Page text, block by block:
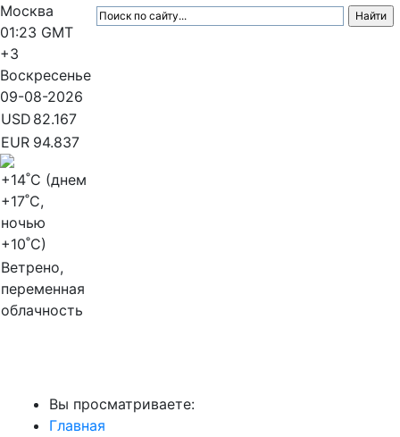
Москва
01:23 GMT
+3
Воскресенье
09-08-2026
USD 82.167
EUR 94.837
+14˚C (днем
+17˚C,
ночью
+10˚C)
Ветрено,
переменная
облачность
Вы просматриваете:
Главная